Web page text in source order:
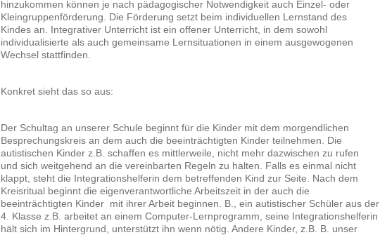
hinzukommen können je nach pädagogischer Notwendigkeit auch Einzel- oder
Kleingruppenförderung. Die Förderung setzt beim individuellen Lernstand des
Kindes an. Integrativer Unterricht ist ein offener Unterricht, in dem sowohl
individualisierte als auch gemeinsame Lernsituationen in einem ausgewogenen
Wechsel stattfinden.
Konkret sieht das so aus:
Der Schultag an unserer Schule beginnt für die Kinder mit dem morgendlichen
Besprechungskreis an dem auch die beeinträchtigten Kinder teilnehmen. Die
autistischen Kinder z.B. schaffen es mittlerweile, nicht mehr dazwischen zu rufen
und sich weitgehend an die vereinbarten Regeln zu halten. Falls es einmal nicht
klappt, steht die Integrationshelferin dem betreffenden Kind zur Seite. Nach dem
Kreisritual beginnt die eigenverantwortliche Arbeitszeit in der auch die
beeinträchtigten Kinder mit ihrer Arbeit beginnen. B., ein autistischer Schüler aus der
4. Klasse z.B. arbeitet an einem Computer-Lernprogramm, seine Integrationshelferin
hält sich im Hintergrund, unterstützt ihn wenn nötig. Andere Kinder, z.B. B. unser